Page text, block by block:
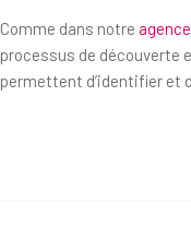
Comme dans notre
processus de découverte
permettent d’identifier et